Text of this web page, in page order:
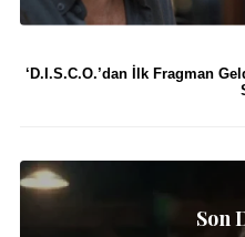
‘D.I.S.C.O.’dan İlk Fragman
Son